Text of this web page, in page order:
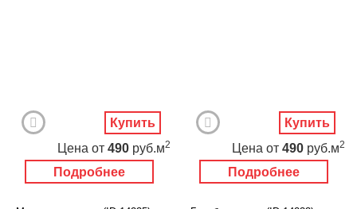
Подробнее
Цена от 490 руб.м2
Купить
Подробнее
Цена от 490 руб.м2
Купить